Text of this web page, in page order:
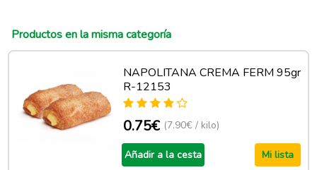
Productos en la misma categoría
NAPOLITANA CREMA FERM 95gr
R-12153
0.75€ (7.90€ / kilo)
Añadir a la cesta Mi lista